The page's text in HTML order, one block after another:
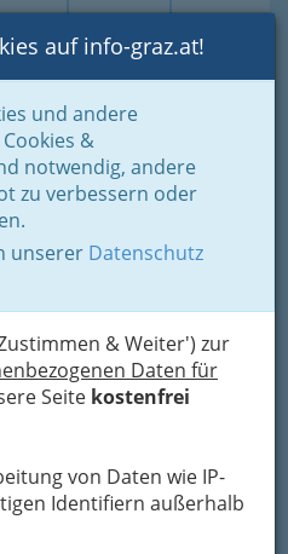
Login Toggle
auf info-graz.at!
und andere
&
notwendig, andere
zu verbessern oder
unserer Datenschutz
& Weiter') zur
Daten für
Seite kostenfrei
von Daten wie IP-
Identifiern außerhalb
für Party und Groß-Events
Gourmet
Graz
anschauen